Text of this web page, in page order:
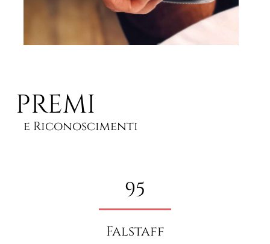
PREMI
e Riconoscimenti
94
Wine Spectator